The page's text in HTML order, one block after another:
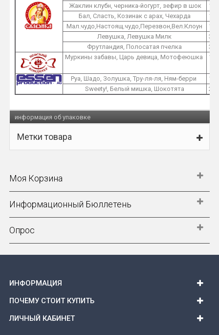
Жаклин клубн, черника-йогурт, зефир в шок
1
Бал, Сласть, Козинак с арах, Чехарда
1
Мал.чудо,Настоящ.чудо,Перезвон,Вел.Клоун
1
Левушка, Левушка Милк
3
Фрутландия, Полосатая пчелка
3
Муркины забавы, Царь девица, Мотофеюшка
1
Руа, Шадо, Золушка, Тру-ля-ля, Ням-берри
1
Sweety!, Белый мишка, Шокотята
2
информация об упаковке
Метки товара
Моя Корзина
Информационный Бюллетень
Опрос
ИНФОРМАЦИЯ
ПОЧЕМУ СТОИТ КУПИТЬ
ЛИЧНЫЙ КАБИНЕТ